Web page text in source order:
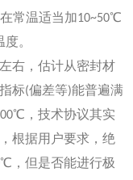
常温适当加10~50℃
。
右，估计从密封材
标(偏差等)能普遍满
，技术协议其实
根据用户要求，绝
，但是否能进行极